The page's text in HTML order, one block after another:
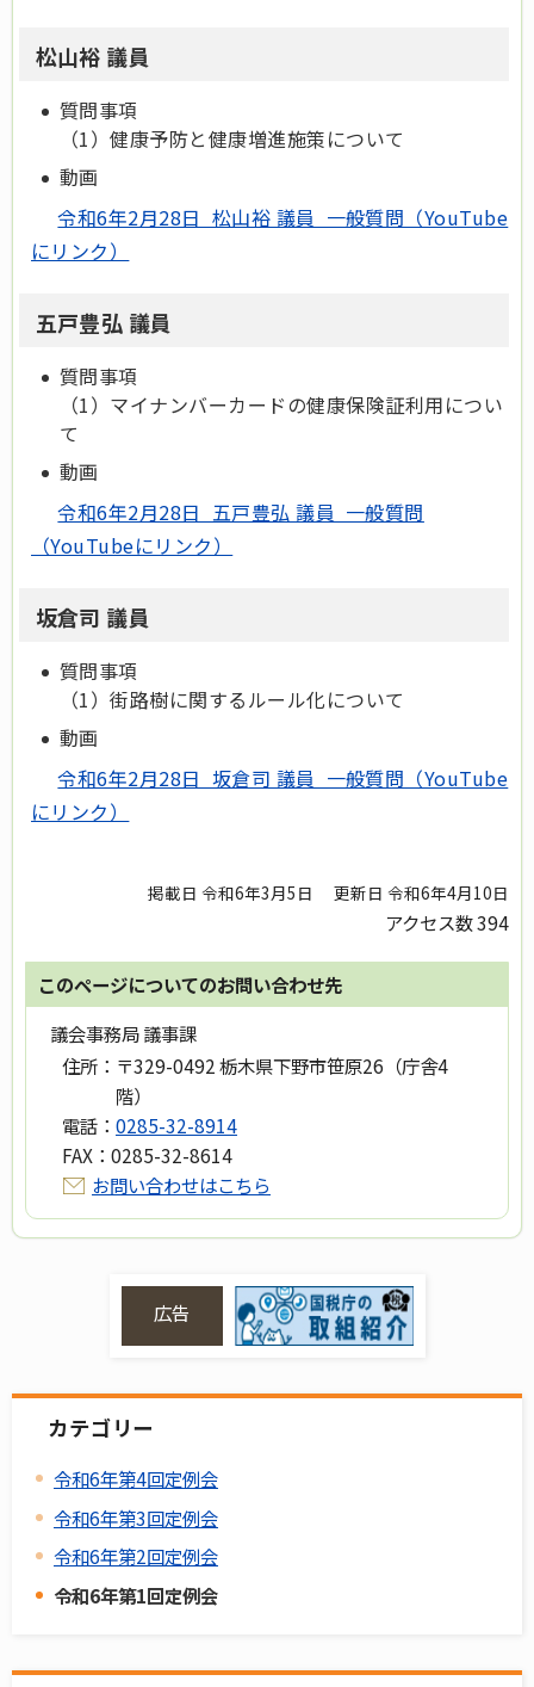
松山裕 議員
質問事項
（1）健康予防と健康増進施策について
動画
令和6年2月28日 松山裕 議員 一般質問（YouTube
にリンク）
五戸豊弘 議員
質問事項
（1）マイナンバーカードの健康保険証利用につい
て
動画
令和6年2月28日 五戸豊弘 議員 一般質問
（YouTubeにリンク）
坂倉司 議員
質問事項
（1）街路樹に関するルール化について
動画
令和6年2月28日 坂倉司 議員 一般質問（YouTube
にリンク）
掲載日 令和6年3月5日 更新日 令和6年4月10日
アクセス数394
このページについてのお問い合わせ先
議会事務局 議事課
住所： 〒329-0492 栃木県下野市笹原26（庁舎4
階）
電話： 0285-32-8914
FAX： 0285-32-8614
お問い合わせはこちら
広告
カテゴリー
令和6年第4回定例会
令和6年第3回定例会
令和6年第2回定例会
令和6年第1回定例会